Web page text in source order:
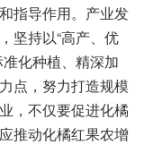
指导作用。产业发
坚持以“高产、优
化种植、精深加
点，努力打造规模
，不仅要促进化橘
推动化橘红果农增